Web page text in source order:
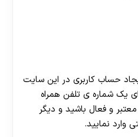
حساب کاربری در این سایت
یک شماره ی تلفن همراه
و فعال باشید و دیگر
وارد نمایید.